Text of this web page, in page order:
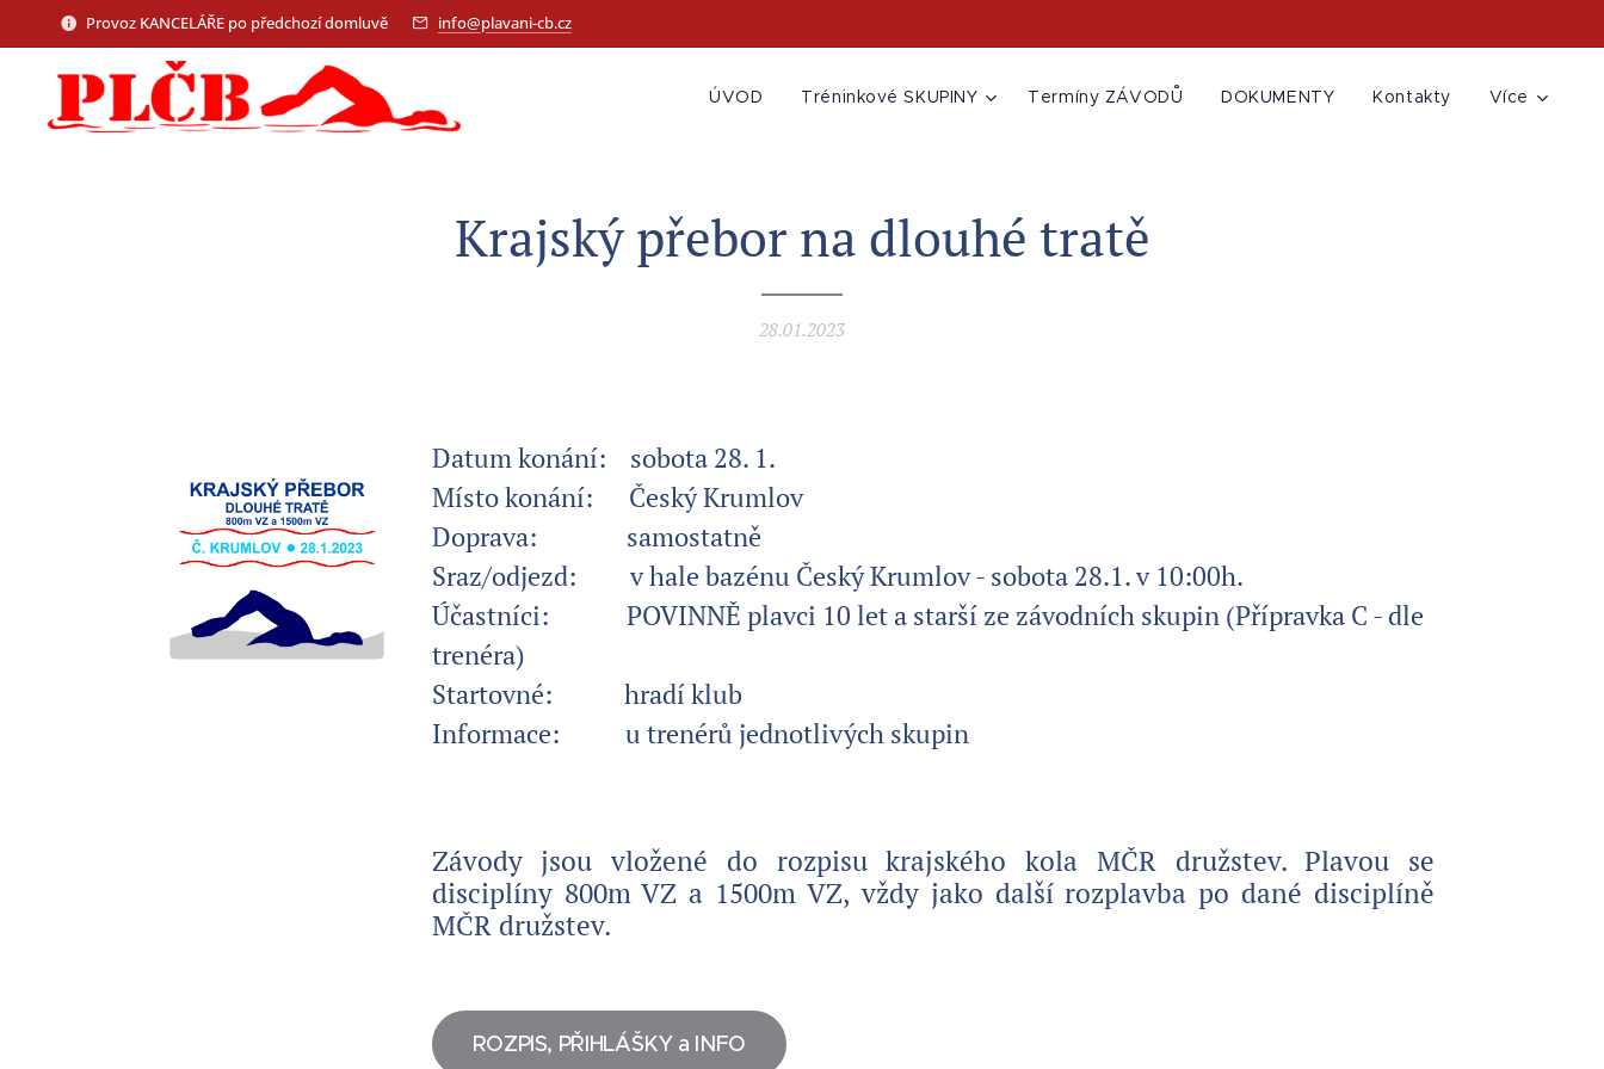
Provoz KANCELÁŘE po předchozí domluvě info@plavani-cb.cz
ÚVOD Tréninkové SKUPINY Termíny ZÁVODŮ DOKUMENTY Kontakty Více
Krajský přebor na dlouhé tratě
28.01.2023
Datum konání: sobota 28. 1.
Místo konání: Český Krumlov
Doprava: samostatně
Sraz/odjezd: v hale bazénu Český Krumlov - sobota 28.1. v 10:00h.
Účastníci: POVINNĚ plavci 10 let a starší ze závodních skupin (Přípravka C - dle
trenéra)
Startovné: hradí klub
Informace: u trenérů jednotlivých skupin
Závody jsou vložené do rozpisu krajského kola MČR družstev. Plavou se
disciplíny 800m VZ a 1500m VZ, vždy jako další rozplavba po dané disciplíně
MČR družstev.
ROZPIS, PŘIHLÁŠKY a INFO